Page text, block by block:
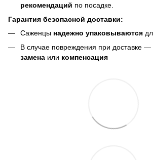
рекомендаций по посадке.
Гарантия безопасной доставки:
Саженцы надежно упаковываются
В случае повреждения при доставке —
замена или компенсация